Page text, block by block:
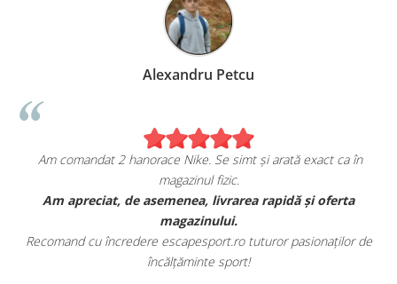
Alexandru Petcu
Am comandat 2 hanorace Nike. Se simt și arată exact ca în
magazinul fizic.
Am apreciat, de asemenea, livrarea rapidă și oferta
magazinului.
Recomand cu încredere escapesport.ro tuturor pasionaților de
încălțăminte sport!